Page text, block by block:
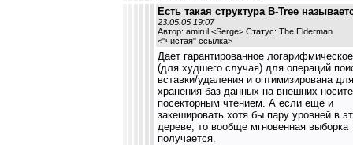
Есть такая структура B-Tree
23.05.05 19:07
Автор: amirul <Serge> Статус: The Elderman
<"чистая" ссылка>
Дает гарантированное
(для худшего случая) для операций
вставки/удаления и оптимизирована для
хранения баз данных на внешних
посекторным чтением. А если еще и
закешировать хотя бы пару уровней в
дереве, то вообще мгновенная выборка
получается.